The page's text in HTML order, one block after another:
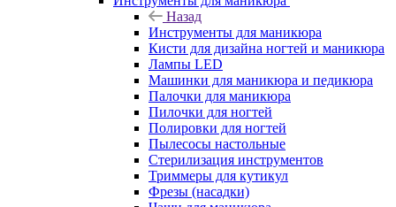
Назад
Инструменты для маникюра
Кисти для дизайна ногтей и маникюра
Лампы LED
Машинки для маникюра и педикюра
Палочки для маникюра
Пилочки для ногтей
Полировки для ногтей
Пылесосы настольные
Стерилизация инструментов
Триммеры для кутикул
Фрезы (насадки)